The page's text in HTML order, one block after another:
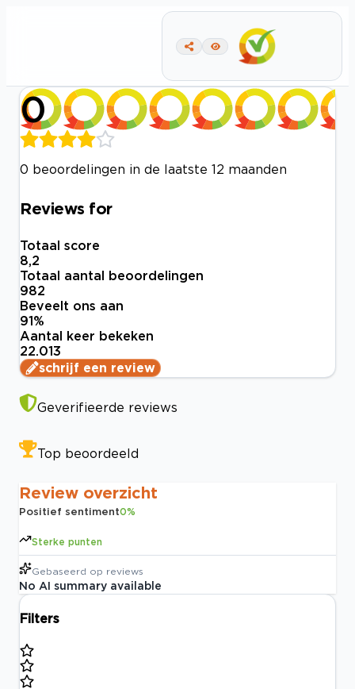
0
0 beoordelingen in de laatste 12 maanden
Reviews for
Totaal score
8,2
Totaal aantal beoordelingen
982
Beveelt ons aan
91%
Aantal keer bekeken
22.013
schrijf een review
Geverifieerde reviews
Top beoordeeld
Review overzicht
Positief sentiment0%
Sterke punten
Gebaseerd op reviews
No AI summary available
Filters